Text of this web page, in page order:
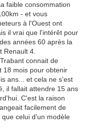
faible consommation
- et vous
à l'Ouest ont
il vrai que l'intérêt pour
années 60 après la
Renault 4.
connait de
18 mois pour obtenir
ans... et cela ne s'est
il fallait attendre 15 ans
C'est la raison
facilement de
celui d'un modèle